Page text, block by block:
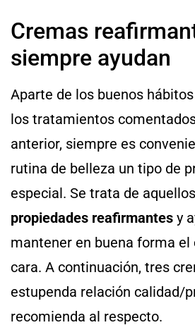
Cremas
siempre ayudan
Aparte de los buenos
los tratamientos
anterior, siempre es
rutina de belleza un tipo de
especial. Se trata de
propiedades reafirmantes y
mantener en buena forma el
cara. A continuación, tres
estupenda relación calidad/
recomienda al respecto.